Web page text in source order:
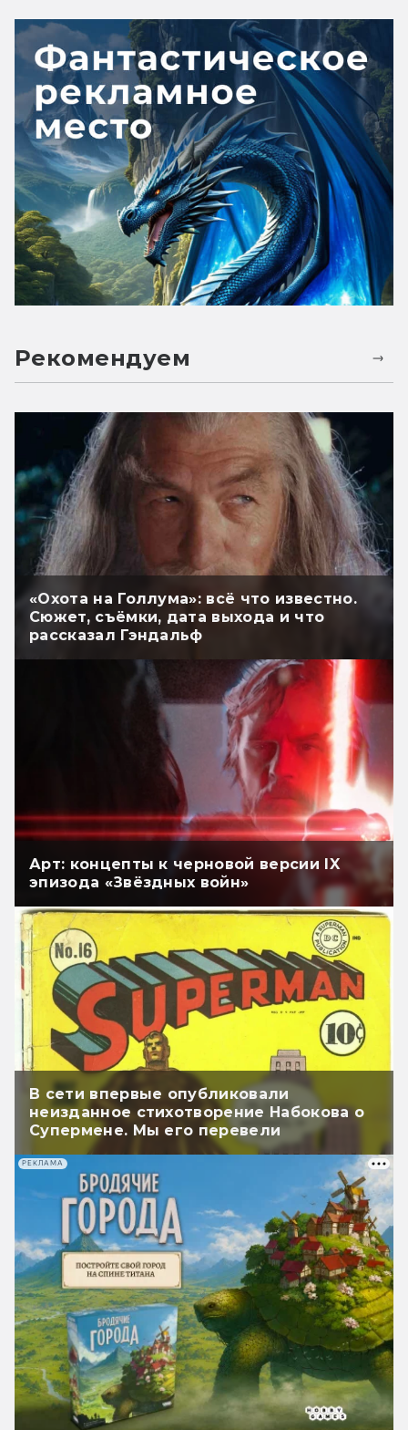
Рекомендуем
«Охота на Голлума»: всё что известно.
Сюжет, съёмки, дата выхода и что
рассказал Гэндальф
Арт: концепты к черновой версии IX
эпизода «Звёздных войн»
В сети впервые опубликовали
неизданное стихотворение Набокова о
Супермене. Мы его перевели
РЕКЛАМА